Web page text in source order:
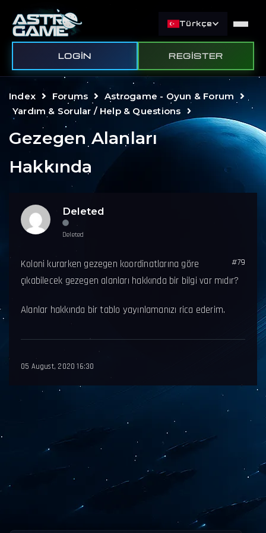
Türkçe
LOGIN REGISTER
Index Forums
Astrogame - Oyun & Forum
Yardım & Sorular / Help & Questions
Gezegen Alanları
Hakkında
Deleted
Deleted
#79
Koloni kurarken gezegen koordinatlarına göre
çıkabilecek gezegen alanları hakkında bir bilgi var mıdır?
Alanlar hakkında bir tablo yayınlamanızı rica ederim.
05 August, 2020 16:30